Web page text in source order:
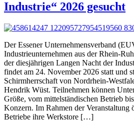
Industrie“ 2026 gesucht
Der Essener Unternehmensverband
Industrieunternehmen aus der Rhein-
der diesjährigen Langen Nacht der
findet am 24. November 2026 statt und
Schirmherrschaft von Nordrhein-
Hendrik Wüst. Teilnehmen können
Größe, vom mittelständischen Betrieb
Konzern. Im Rahmen der Veranstaltung
Betriebe ihre Werkstore […]